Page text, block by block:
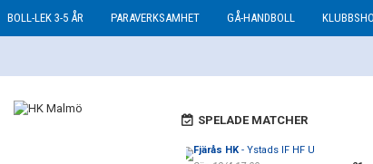
BOLL-LEK 3-5 ÅR PARAVERKSAMHET GÅ-HANDBOLL
SPELADE MATCHER
Fjärås HK- Ystads IF HF U